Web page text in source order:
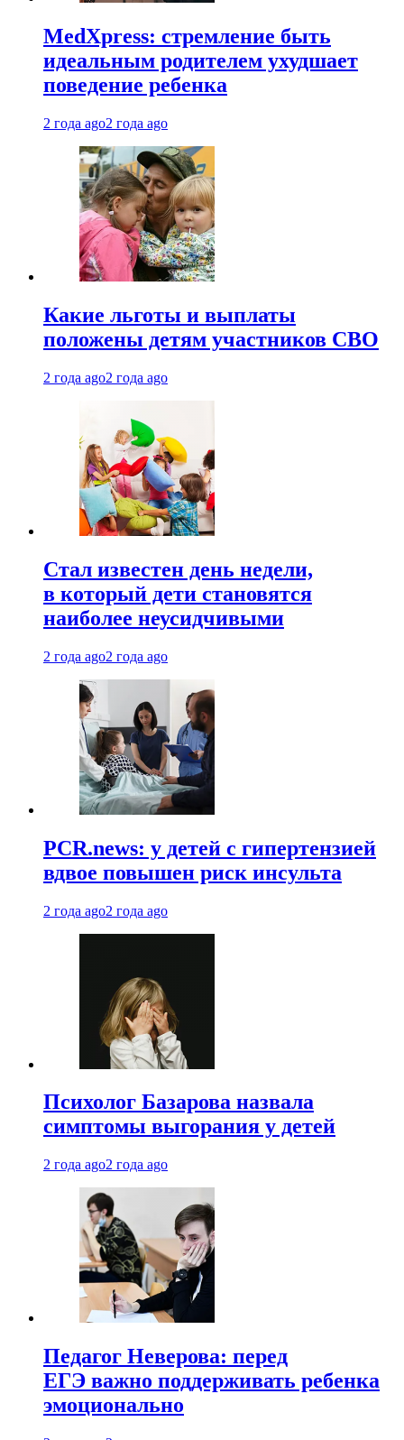
MedXpress: стремление быть
идеальным родителем ухудшает
поведение ребенка
2 года ago2 года ago
Какие льготы и выплаты
положены детям участников СВО
2 года ago2 года ago
Стал известен день недели,
в который дети становятся
наиболее неусидчивыми
2 года ago2 года ago
PCR.news: у детей с гипертензией
вдвое повышен риск инсульта
2 года ago2 года ago
Психолог Базарова назвала
симптомы выгорания у детей
2 года ago2 года ago
Педагог Неверова: перед
ЕГЭ важно поддерживать ребенка
эмоционально